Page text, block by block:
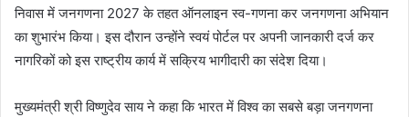
निवास में जनगणना 2027 के तहत ऑनलाइन स्व-गणना कर जनगणना अभियान
का शुभारंभ किया। इस दौरान उन्होंने स्वयं पोर्टल पर अपनी जानकारी दर्ज कर
नागरिकों को इस राष्ट्रीय कार्य में सक्रिय भागीदारी का संदेश दिया।
मुख्यमंत्री श्री विष्णुदेव साय ने कहा कि भारत में विश्व का सबसे बड़ा जनगणना